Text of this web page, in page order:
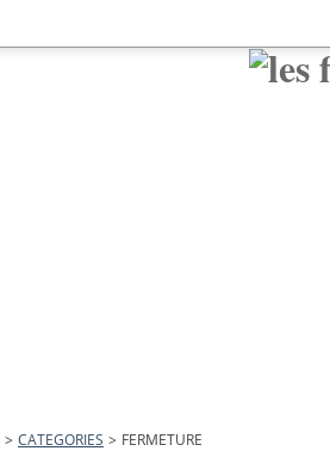
> CATEGORIES > FERMETURE